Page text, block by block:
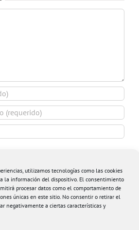
utilizamos tecnologías como las cookies
la información del dispositivo. El consentimiento
procesar datos como el comportamiento de
únicas en este sitio. No consentir o retirar el
negativamente a ciertas características y
vez que comente.